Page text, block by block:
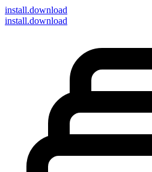
install.download
install.download